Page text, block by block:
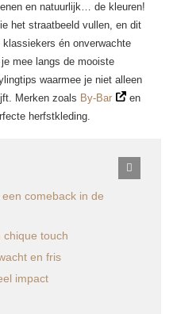
en natuurlijk… de kleuren!
het straatbeeld vullen, en dit
én onverwachte
mee langs de mooiste
waarmee je niet alleen
Merken zoals By-Bar
en
herfstkleding.
comeback in de
chique touch
en fris
impact